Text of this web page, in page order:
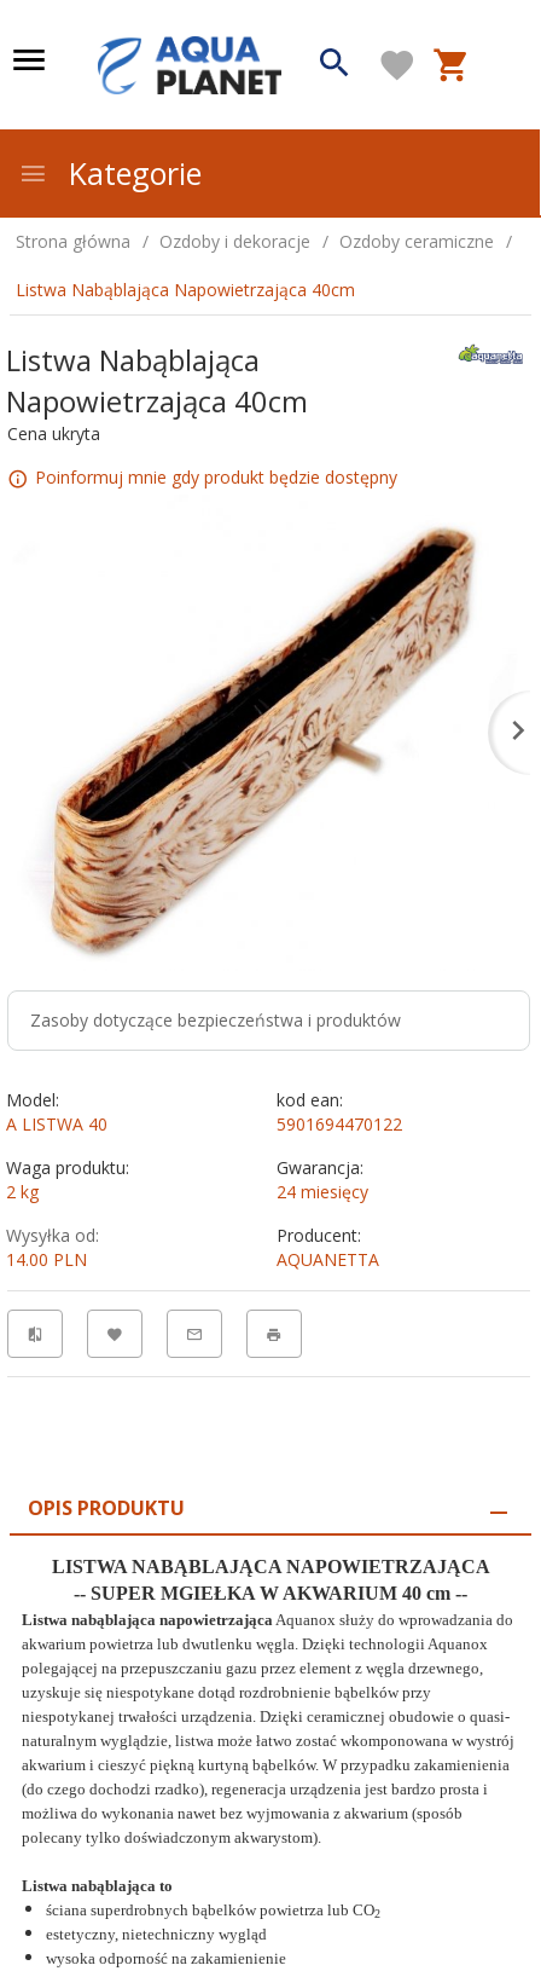
Kategorie
Strona główna Ozdoby i dekoracje Ozdoby ceramiczne
Listwa Nabąblająca Napowietrzająca 40cm
Listwa Nabąblająca
Napowietrzająca 40cm
Cena ukryta
Poinformuj mnie gdy produkt będzie dostępny
Zasoby dotyczące bezpieczeństwa i produktów
Model:
A LISTWA 40
kod ean:
5901694470122
Waga produktu:
2 kg
Gwarancja:
24 miesięcy
Wysyłka od:
14.00 PLN
Producent:
AQUANETTA
OPIS PRODUKTU
LISTWA NABĄBLAJĄCA NAPOWIETRZAJĄCA
-- SUPER MGIEŁKA W AKWARIUM 40 cm --
Listwa nabąblająca napowietrzająca Aquanox służy do wprowadzania do
akwarium powietrza lub dwutlenku węgla. Dzięki technologii Aquanox
polegającej na przepuszczaniu gazu przez element z węgla drzewnego,
uzyskuje się niespotykane dotąd rozdrobnienie bąbelków przy
niespotykanej trwałości urządzenia. Dzięki ceramicznej obudowie o quasi-
naturalnym wyglądzie, listwa może łatwo zostać wkomponowana w wystrój
akwarium i cieszyć piękną kurtyną bąbelków. W przypadku zakamienienia
(do czego dochodzi rzadko), regeneracja urządzenia jest bardzo prosta i
możliwa do wykonania nawet bez wyjmowania z akwarium (sposób
polecany tylko doświadczonym akwarystom).
Listwa nabąblająca to
ściana superdrobnych bąbelków powietrza lub CO2
estetyczny, nietechniczny wygląd
wysoka odporność na zakamienienie